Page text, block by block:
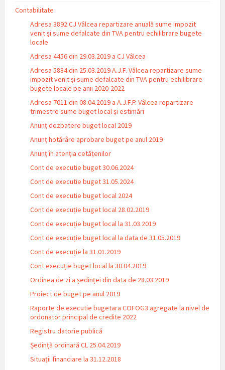
Contabilitate
Adresa 3892 CJ Vâlcea repartizare anuală sume impozit
venit și sume defalcate din TVA pentru echilibrare bugete
locale
Adresa 4456 din 29.03.2019 a CJ Vâlcea
Adresa 5884 din 25.03.2019 A.J.F. Vâlcea repartizare sume
impozit venit și sume defalcate din TVA pentru echilibrare
bugete locale pe anii 2020-2022
Adresa 7011 din 08.04.2019 a A.J.F.P. Vâlcea repartizare
trimestre sume buget local și estimări
Anunț dezbatere buget local 2019
Anunț hotărâre aprobare buget pe anul 2019
Anunț în atenția cetățenilor
Cont de executie buget 30.06.2024
Cont de executie buget 31.05.2024
Cont de executie buget local 2024
Cont de execuție buget local 28.02.2019
Cont de execuție buget local la 31.03.2019
Cont de execuție buget local la data de 31.05.2019
Cont de execuție la 31.01.2019
Cont execuție buget local la 30.04.2019
Ordinea de zi a ședinței din data de 28.03.2019
Proiect de buget pe anul 2019
Raporte de executie bugetara COFOG3 agregate la nivel de
ordonator principal de credite 2022
Registru datorie publică
Ședință ordinară CL 25.04.2019
Situații financiare la 31.12.2018